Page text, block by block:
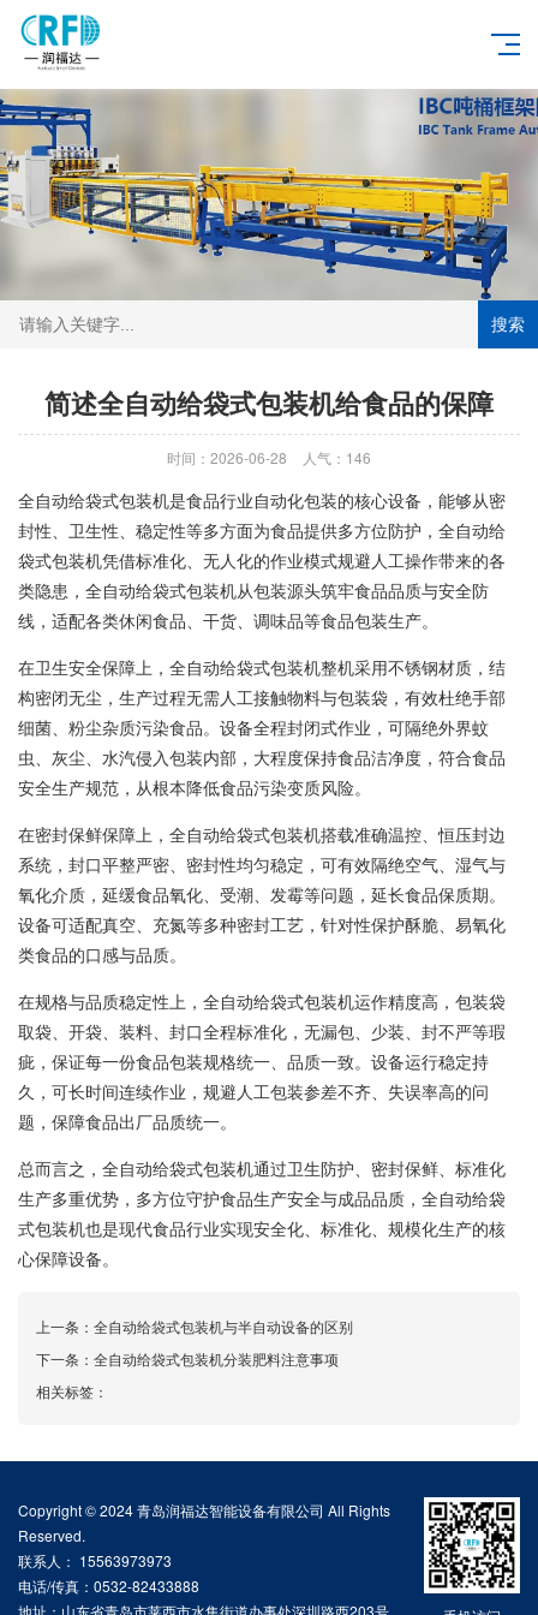
搜索
简述全自动给袋式包装机给食品的保障
时间：2026-06-28 人气：146
全自动给袋式包装机是食品行业自动化包装的核心设备，能够从密
封性、卫生性、稳定性等多方面为食品提供多方位防护，全自动给
袋式包装机凭借标准化、无人化的作业模式规避人工操作带来的各
类隐患，全自动给袋式包装机从包装源头筑牢食品品质与安全防
线，适配各类休闲食品、干货、调味品等食品包装生产。
在卫生安全保障上，全自动给袋式包装机整机采用不锈钢材质，结
构密闭无尘，生产过程无需人工接触物料与包装袋，有效杜绝手部
细菌、粉尘杂质污染食品。设备全程封闭式作业，可隔绝外界蚊
虫、灰尘、水汽侵入包装内部，大程度保持食品洁净度，符合食品
安全生产规范，从根本降低食品污染变质风险。
在密封保鲜保障上，全自动给袋式包装机搭载准确温控、恒压封边
系统，封口平整严密、密封性均匀稳定，可有效隔绝空气、湿气与
氧化介质，延缓食品氧化、受潮、发霉等问题，延长食品保质期。
设备可适配真空、充氮等多种密封工艺，针对性保护酥脆、易氧化
类食品的口感与品质。
在规格与品质稳定性上，全自动给袋式包装机运作精度高，包装袋
取袋、开袋、装料、封口全程标准化，无漏包、少装、封不严等瑕
疵，保证每一份食品包装规格统一、品质一致。设备运行稳定持
久，可长时间连续作业，规避人工包装参差不齐、失误率高的问
题，保障食品出厂品质统一。
总而言之，全自动给袋式包装机通过卫生防护、密封保鲜、标准化
生产多重优势，多方位守护食品生产安全与成品品质，全自动给袋
式包装机也是现代食品行业实现安全化、标准化、规模化生产的核
心保障设备。
上一条： 全自动给袋式包装机与半自动设备的区别
下一条： 全自动给袋式包装机分装肥料注意事项
相关标签：
Copyright © 2024 青岛润福达智能设备有限公司 All Rights
Reserved.
联系人： 15563973973
电话/传真：0532-82433888
地址：山东省青岛市莱西市水集街道办事处深圳路西203号